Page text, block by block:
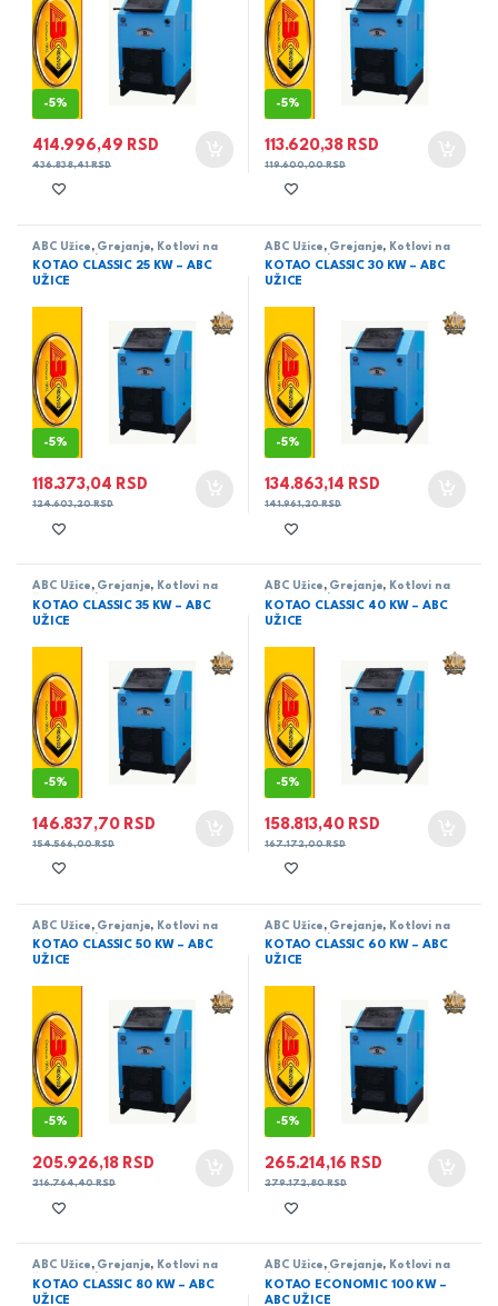
-5%
414.996,49 RSD
436.838,41RSD
-5%
113.620,38 RSD
119.600,00RSD
ABC Užice , Grejanje, Kotlovi na
čvrsto gorivo
KOTAO CLASSIC 25 KW – ABC
UŽICE
-5%
118.373,04 RSD
124.603,20RSD
ABC Užice , Grejanje, Kotlovi na
čvrsto gorivo
KOTAO CLASSIC 30 KW – ABC
UŽICE
-5%
134.863,14 RSD
141.961,20RSD
ABC Užice , Grejanje, Kotlovi na
čvrsto gorivo
KOTAO CLASSIC 35 KW – ABC
UŽICE
-5%
146.837,70 RSD
154.566,00RSD
ABC Užice , Grejanje, Kotlovi na
čvrsto gorivo
KOTAO CLASSIC 40 KW – ABC
UŽICE
-5%
158.813,40 RSD
167.172,00RSD
ABC Užice , Grejanje, Kotlovi na
čvrsto gorivo
KOTAO CLASSIC 50 KW – ABC
UŽICE
-5%
205.926,18 RSD
216.764,40RSD
ABC Užice , Grejanje, Kotlovi na
čvrsto gorivo
KOTAO CLASSIC 60 KW – ABC
UŽICE
-5%
265.214,16 RSD
279.172,80RSD
ABC Užice , Grejanje, Kotlovi na
čvrsto gorivo
KOTAO CLASSIC 80 KW – ABC
UŽICE
ABC Užice , Grejanje, Kotlovi na
čvrsto gorivo
KOTAO ECONOMIC 100 KW –
ABC UŽICE